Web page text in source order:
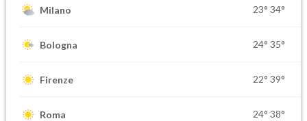
Milano 23° 34°
Bologna 24° 35°
Firenze 22° 39°
Roma 24° 38°